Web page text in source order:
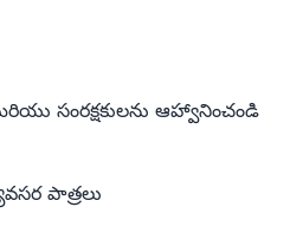
సంరక్షకులను ఆహ్వానించండి
పాత్రలు